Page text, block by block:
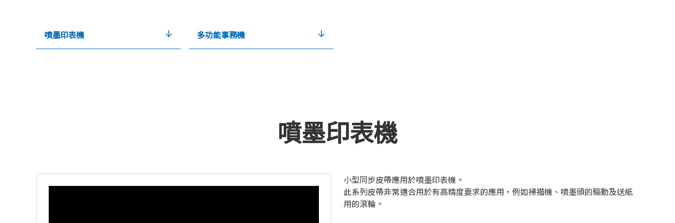
噴墨印表機 多功能事務機
噴墨印表機
小型同步皮帶應用於噴墨印表機。
此系列皮帶非常適合用於有高精度要求的應用，例如掃描機、噴墨頭的驅動及送紙
用的滾輪。